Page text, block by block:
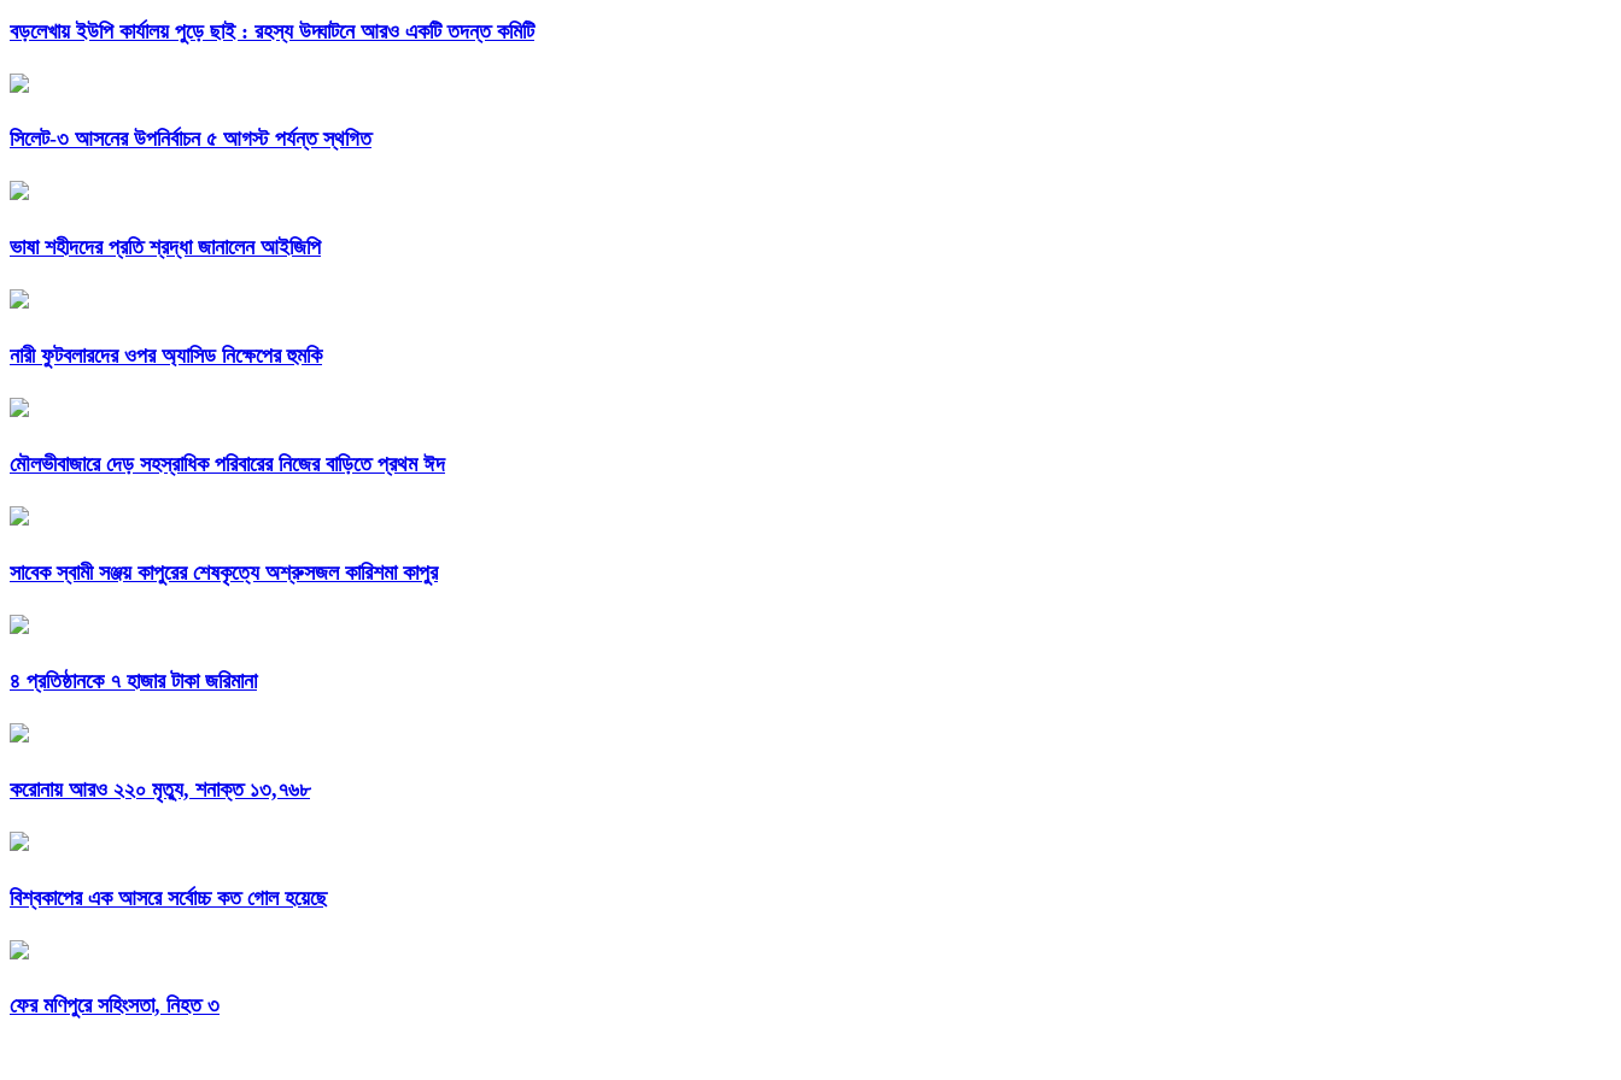
বড়লেখায় ইউপি কার্যালয় পুড়ে ছাই : রহস্য উদ্ঘাটনে আরও একটি তদন্ত কমিটি
সিলেট-৩ আসনের উপনির্বাচন ৫ আগস্ট পর্যন্ত স্থগিত
ভাষা শহীদদের প্রতি শ্রদ্ধা জানালেন আইজিপি
নারী ফুটবলারদের ওপর অ্যাসিড নিক্ষেপের হুমকি
মৌলভীবাজারে দেড় সহস্রাধিক পরিবারের নিজের বাড়িতে প্রথম ঈদ
সাবেক স্বামী সঞ্জয় কাপুরের শেষকৃত্যে অশ্রুসজল কারিশমা কাপুর
৪ প্রতিষ্ঠানকে ৭ হাজার টাকা জরিমানা
করোনায় আরও ২২০ মৃত্যু, শনাক্ত ১৩,৭৬৮
বিশ্বকাপের এক আসরে সর্বোচ্চ কত গোল হয়েছে
ফের মণিপুরে সহিংসতা, নিহত ৩